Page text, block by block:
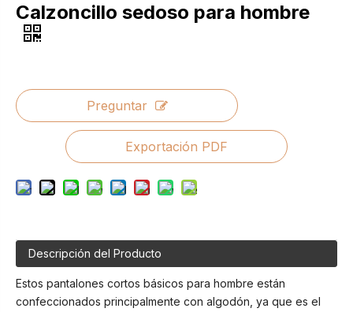
Calzoncillo sedoso para hombre
Preguntar
Exportación PDF
Descripción del Producto
Estos pantalones cortos básicos para hombre están
confeccionados principalmente con algodón, ya que es el